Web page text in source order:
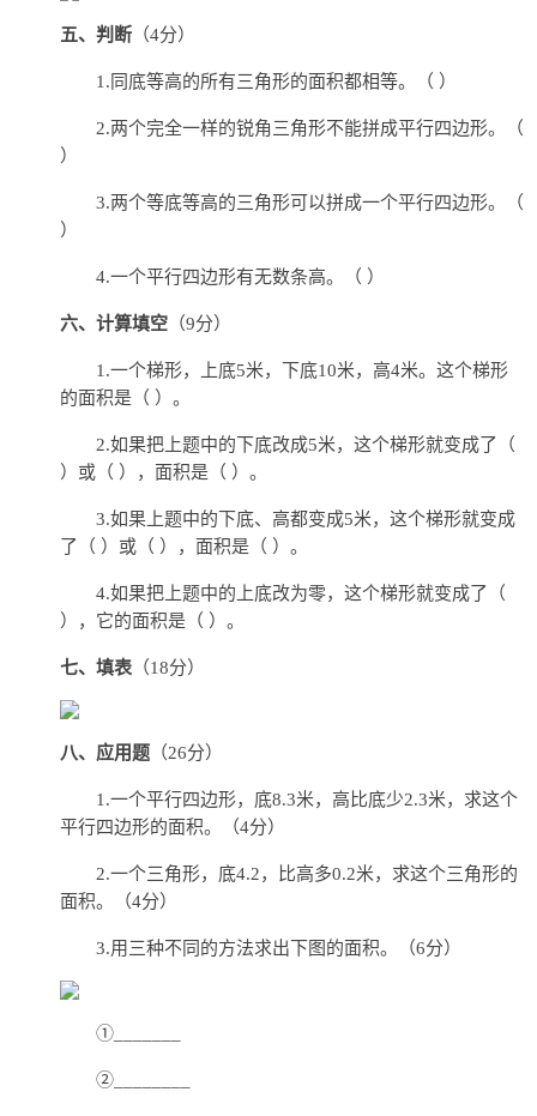
五、判断 （4分）
1.同底等高的所有三角形的面积都相等。（ ）
2.两个完全一样的锐角三角形不能拼成平行四边形。（
）
3.两个等底等高的三角形可以拼成一个平行四边形。（
）
4.一个平行四边形有无数条高。（ ）
六、计算填空 （9分）
1.一个梯形，上底5米，下底10米，高4米。这个梯形
的面积是（ ）。
2.如果把上题中的下底改成5米，这个梯形就变成了（
）或（ ），面积是（ ）。
3.如果上题中的下底、高都变成5米，这个梯形就变成
了（ ）或（ ），面积是（ ）。
4.如果把上题中的上底改为零，这个梯形就变成了（
），它的面积是（ ）。
七、填表 （18分）
八、应用题 （26分）
1.一个平行四边形，底8.3米，高比底少2.3米，求这个
平行四边形的面积。（4分）
2.一个三角形，底4.2，比高多0.2米，求这个三角形的
面积。（4分）
3.用三种不同的方法求出下图的面积。（6分）
①_______
②________